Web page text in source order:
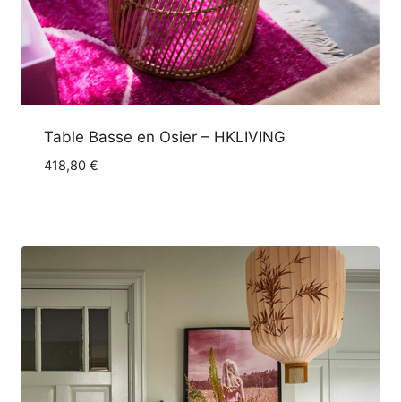
Table Basse en Osier – HKLIVING
418,80 €